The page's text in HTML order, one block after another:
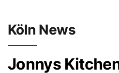
Köln News
Jonnys